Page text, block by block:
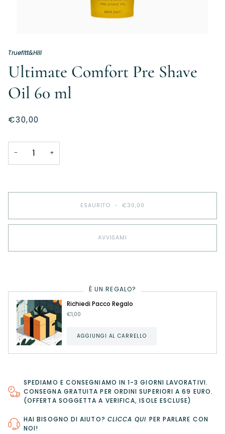
Truefitt&Hill
Ultimate Comfort Pre Shave
Oil 60 ml
€30,00
− +
ESAURITO • €30,00
AVVISAMI
È UN REGALO?
Richiedi Pacco Regalo
€1,00
AGGIUNGI AL CARRELLO
SPEDIAMO E CONSEGNIAMO IN 1-3 GIORNI LAVORATIVI.
CONSEGNA GRATUITA PER ORDINI SUPERIORI A 69 EURO.
(OFFERTA SOGGETTA A VERIFICA, ISOLE ESCLUSE)
HAI BISOGNO DI AIUTO? CLICCA QUI PER PARLARE CON
NOI!